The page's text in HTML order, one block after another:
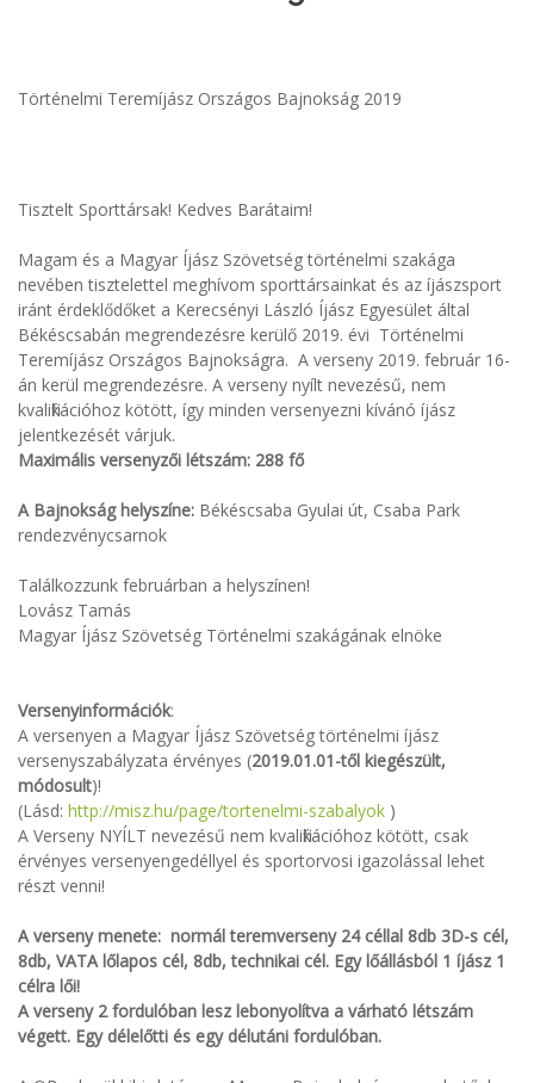
Történelmi Teremíjász Országos Bajnokság 2019
Tisztelt Sporttársak! Kedves Barátaim!
Magam és a Magyar Íjász Szövetség történelmi szakága
nevében tisztelettel meghívom sporttársainkat és az íjászsport
iránt érdeklődőket a Kerecsényi László Íjász Egyesület által
Békéscsabán megrendezésre kerülő 2019. évi Történelmi
Teremíjász Országos Bajnokságra. A verseny 2019. február 16-
án kerül megrendezésre. A verseny nyílt nevezésű, nem
kvalifikációhoz kötött, így minden versenyezni kívánó íjász
jelentkezését várjuk.
Maximális versenyzői létszám: 288 fő
A Bajnokság helyszíne: Békéscsaba Gyulai út, Csaba Park
rendezvénycsarnok
Találkozzunk februárban a helyszínen!
Lovász Tamás
Magyar Íjász Szövetség Történelmi szakágának elnöke
Versenyinformációk:
A versenyen a Magyar Íjász Szövetség történelmi íjász
versenyszabályzata érvényes (2019.01.01-től kiegészült,
módosult)!
(Lásd: http://misz.hu/page/tortenelmi-szabalyok )
A Verseny NYÍLT nevezésű nem kvalifikációhoz kötött, csak
érvényes versenyengedéllyel és sportorvosi igazolással lehet
részt venni!
A verseny menete: normál teremverseny 24 céllal 8db 3D-s cél,
8db, VATA lőlapos cél, 8db, technikai cél. Egy lőállásból 1 íjász 1
célra lői!
A verseny 2 fordulóban lesz lebonyolítva a várható létszám
végett. Egy délelőtti és egy délutáni fordulóban.